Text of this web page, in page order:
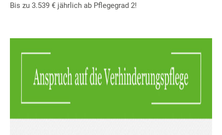
Bis zu 3.539 € jährlich ab Pflegegrad 2!